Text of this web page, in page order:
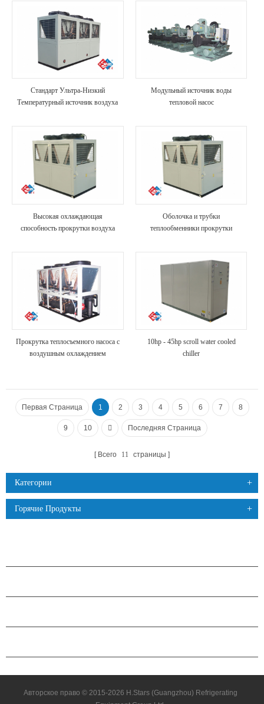
Стандарт Ультра-Низкий
Температурный источник воздуха
Модульный источник воды
тепловой насос
Высокая охлаждающая
способность прокрутки воздуха
Оболочка и трубки
теплообменники прокрутки
Прокрутка теплосъемного насоса с
воздушным охлаждением
10hp - 45hp scroll water cooled
chiller
Первая Страница 1 2 3 4 5 6 7 8
9 10 Последняя Страница
Всего 11 страницы
Категории
Горячие Продукты
Авторское право © 2015-2026 H.Stars (Guangzhou) Refrigerating